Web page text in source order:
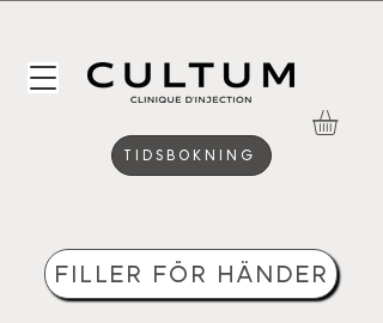
TIDSBOKNING
FILLER FÖR HÄNDER